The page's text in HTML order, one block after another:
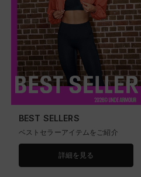
BEST SELLERS
ベストセラーアイテムをご紹介
詳細を見る